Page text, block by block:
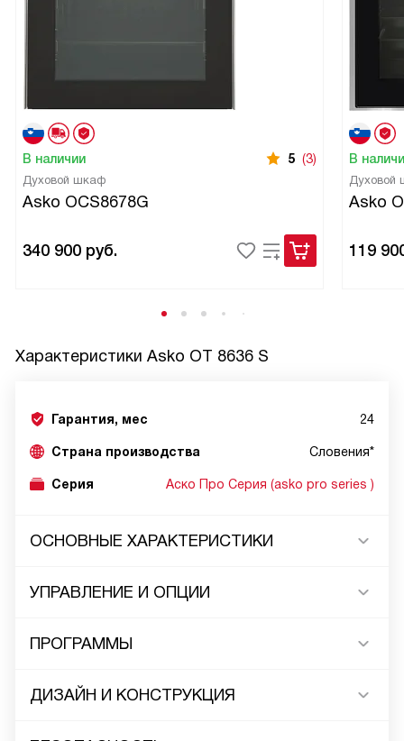
В наличии 5 (3)
Духовой шкаф
Asko OCS8678G
340 900 руб.
В
Духовой
Asko
119
Характеристики Asko OT 8636 S
Гарантия, мес 24
Страна производства Словения*
Серия Аско Про Серия (asko pro series )
ОСНОВНЫЕ ХАРАКТЕРИСТИКИ
УПРАВЛЕНИЕ И ОПЦИИ
ПРОГРАММЫ
ДИЗАЙН И КОНСТРУКЦИЯ